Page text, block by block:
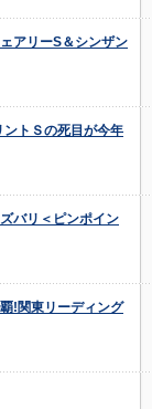
アリーS＆シンザン
ントＳの死目が今年
バリ＜ピンポイン
!関東リーディング